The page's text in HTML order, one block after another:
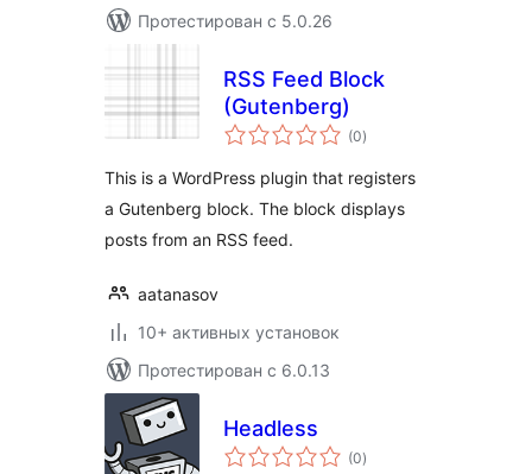
Протестирован с 5.0.26
RSS Feed Block
(Gutenberg)
(0общий
рейтинг
)
This is a WordPress plugin that registers
a Gutenberg block. The block displays
posts from an RSS feed.
aatanasov
10+ активных установок
Протестирован с 6.0.13
Headless
(0общий
рейтинг
)